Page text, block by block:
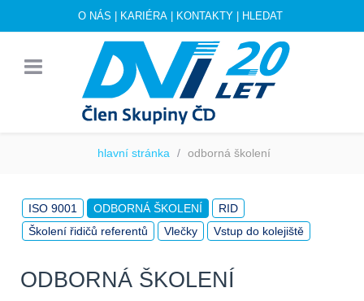
O NÁS KARIÉRA KONTAKTY HLEDAT
hlavní stránka odborná školení
ISO 9001 ODBORNÁ ŠKOLENÍ
RID
Školení řidičů referentů
Vlečky Vstup do kolejiště
ODBORNÁ ŠKOLENÍ